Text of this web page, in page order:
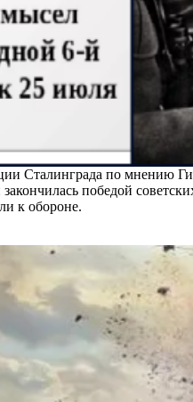
Сталинграда по мнению
победой
к обороне.